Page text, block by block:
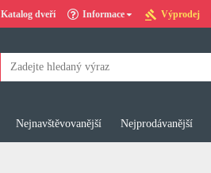
Katalog dveří Informace Výprodej
Nejnavštěvovanější Nejprodávanější